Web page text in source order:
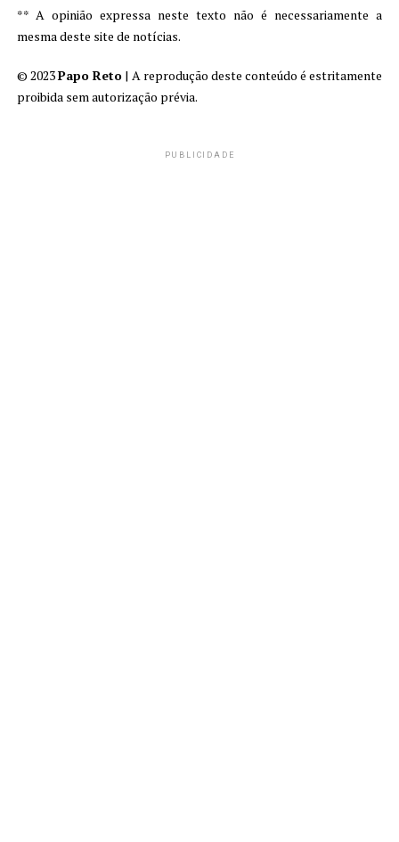
** A opinião expressa neste texto não é necessariamente a
mesma deste site de notícias.
© 2023Papo Reto | A reprodução deste conteúdo é estritamente
proibida sem autorização prévia.
PUBLICIDADE